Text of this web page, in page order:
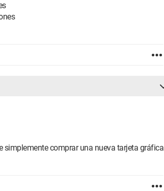
simplemente comprar una nueva tarjeta gráfica